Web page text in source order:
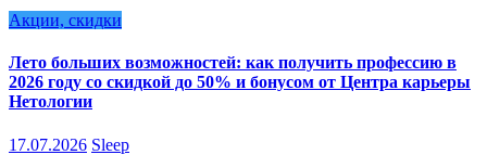
Акции, скидки
Лето больших возможностей: как получить профессию в
2026 году со скидкой до 50% и бонусом от Центра карьеры
Нетологии
17.07.2026 Sleep